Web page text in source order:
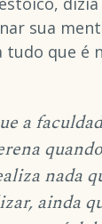
sua
tudo que é
a
nada
ainda